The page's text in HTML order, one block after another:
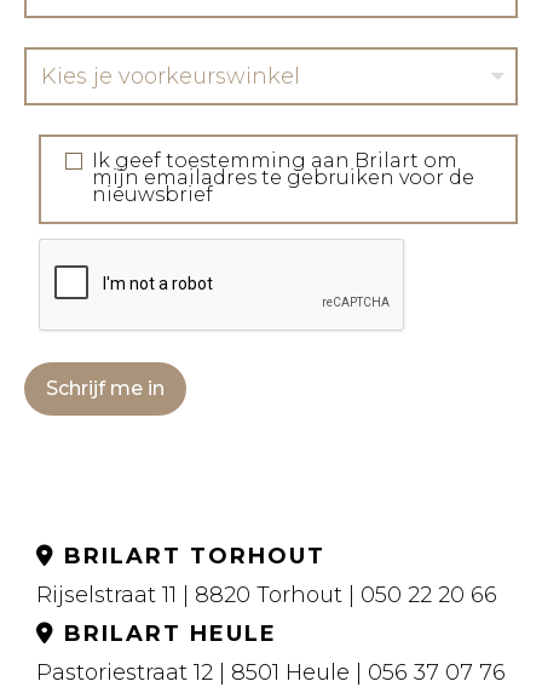
Kies je voorkeurswinkel
Ik geef toestemming aan Brilart om
mijn emailadres te gebruiken voor de
nieuwsbrief
Schrijf me in
BRILART TORHOUT
Rijselstraat 11 | 8820 Torhout | 050 22 20 66
BRILART HEULE
Pastoriestraat 12 | 8501 Heule | 056 37 07 76